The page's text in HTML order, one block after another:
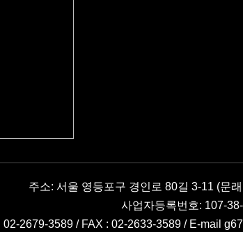
주소: 서울 영등포구 경인로 80길 3-11 (문
사업자등록번호: 107-
02-2679-3589 / FAX : 02-2633-3589 / E-mail